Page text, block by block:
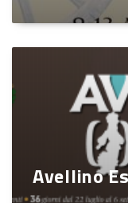
Avellino